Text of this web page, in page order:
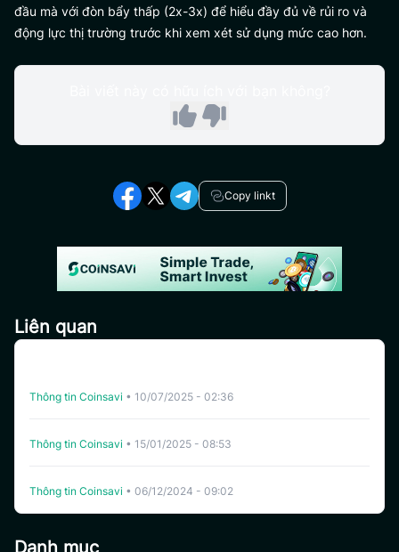
Danh mục
đầu mà với đòn bẩy thấp (2x-3x) để hiểu đầy đủ về rủi ro và
động lực thị trường trước khi xem xét sử dụng mức cao hơn.
Copy linkt
Liên quan
Thông tin Coinsavi • 10/07/2025 - 02:36
Thông tin Coinsavi • 15/01/2025 - 08:53
Thông tin Coinsavi • 06/12/2024 - 09:02